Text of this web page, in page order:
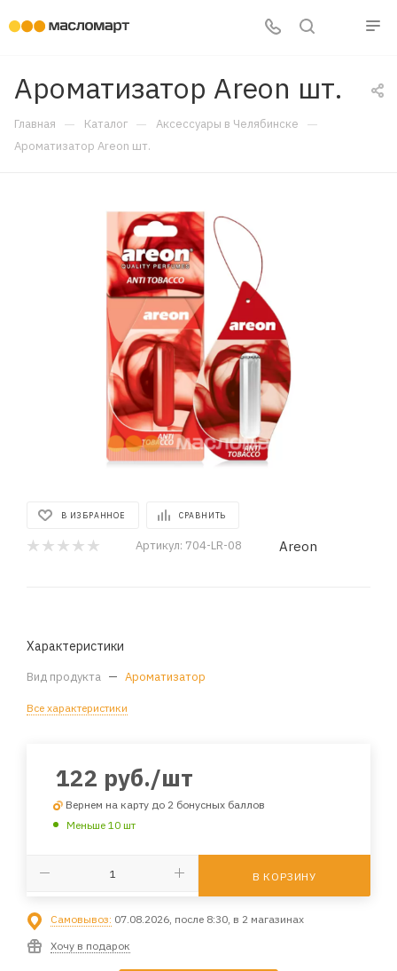
Ароматизатор Areon шт.
Главная — Каталог — Аксессуары в Челябинске —
Ароматизатор Areon шт.
В ИЗБРАННОЕ СРАВНИТЬ
Артикул: 704-LR-08 Areon
Характеристики
Вид продукта — Ароматизатор
Все характеристики
122 руб./шт
Вернем на карту до 2 бонусных баллов
Меньше 10 шт
В КОРЗИНУ
Самовывоз: 07.08.2026, после 8:30, в 2 магазинах
Хочу в подарок